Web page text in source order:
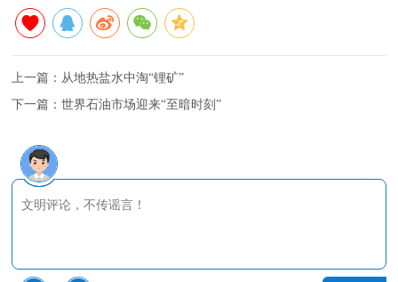
上一篇： 从地热盐水中淘“锂矿”
下一篇：世界石油市场迎来“至暗时刻”